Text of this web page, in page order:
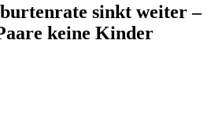
sinkt weiter –
keine Kinder